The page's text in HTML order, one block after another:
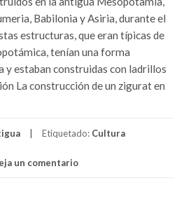
Babilonia y Asiria, durante el
estructuras, que eran típicas de
tenían una forma
y estaban construidas con ladrillos
La construcción de un zigurat en
Etiquetado: Cultura
un comentario